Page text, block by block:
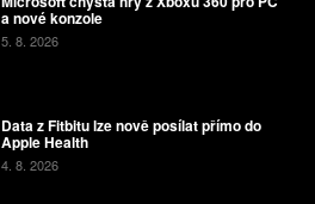
a nové konzole
5. 8. 2026
Data z Fitbitu lze nově posílat přímo do
Apple Health
4. 8. 2026